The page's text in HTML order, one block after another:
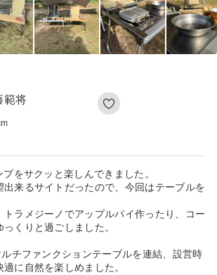
範将
をサクッと楽しんできました。
出来るサイトだったので、今回はテーブルを
トラメジーノでアップルパイ作ったり、コー
くりと過ごしました。
チファンクションテーブルを連結、設営時
に自然を楽しめました。